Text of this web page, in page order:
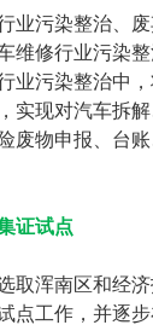
污染整治、废
维修行业污染
业污染整治中
实现对汽车拆
废物申报、台
证试点
浑南区和经济
点工作，并逐